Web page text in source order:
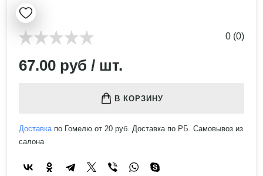
0 (0)
67.00 руб / шт.
В КОРЗИНУ
Доставкапо Гомелю от 20 руб. Доставка по РБ. Самовывоз из
салона